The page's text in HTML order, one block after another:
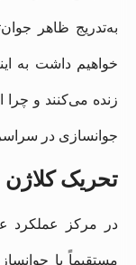
به‌تدریج ظاهر
خواهیم داشت به
زنده می‌کنند و
جوانسازی در
تحریک کلاژن
در مرکز عملکرد
مستقیماً با